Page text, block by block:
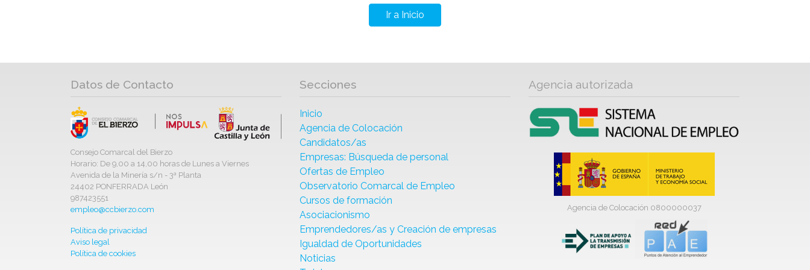
Ir a Inicio
Datos de Contacto
Consejo Comarcal del Bierzo
Horario: De 9,00 a 14,00 horas de Lunes a Viernes
Avenida de la Minería s/n - 3ª Planta
24402 PONFERRADA León
987423551
empleo@ccbierzo.com
Política de privacidad
Aviso legal
Política de cookies
Secciones
Inicio
Agencia de Colocación
Candidatos/as
Empresas: Búsqueda de personal
Ofertas de Empleo
Observatorio Comarcal de Empleo
Cursos de formación
Asociacionismo
Emprendedores/as y Creación de empresas
Igualdad de Oportunidades
Noticias
Agencia autorizada
Agencia de Colocación 0800000037